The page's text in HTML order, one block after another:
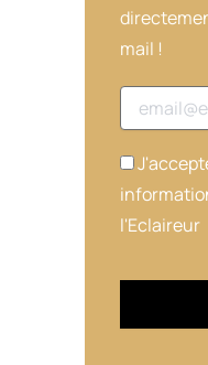
mail !
Adresse
l'Eclaireur